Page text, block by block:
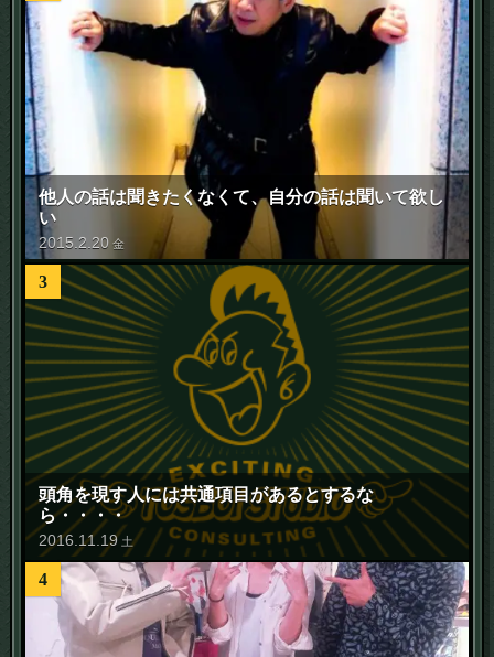
他人の話は聞きたくなくて、自分の話は聞いて欲し
い
2015 2 20 金
3
頭角を現す人には共通項目があるとするな
ら・・・・
2016 11 19 土
4